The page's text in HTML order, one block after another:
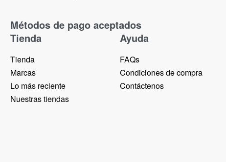
Métodos de pago aceptados
Tienda
Tienda
Marcas
Lo más reciente​
Nuestras tiendas​
Ayuda
FAQs
Condiciones de compra
Contáctenos